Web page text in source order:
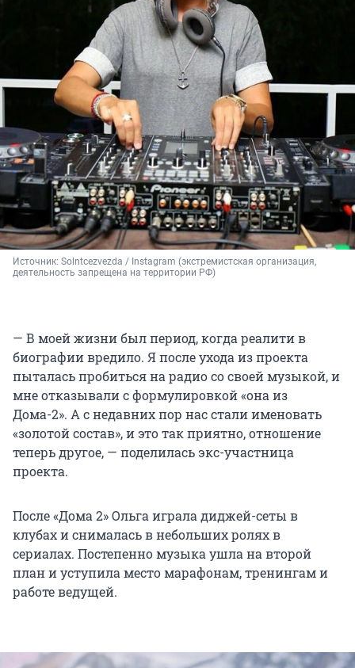
Источник: Solntcezvezda / Instagram (экстремистская организация,
деятельность запрещена на территории РФ)
— В моей жизни был период, когда реалити в
биографии вредило. Я после ухода из проекта
пыталась пробиться на радио со своей музыкой, и
мне отказывали с формулировкой «она из
Дома-2». А с недавних пор нас стали именовать
«золотой состав», и это так приятно, отношение
теперь другое, — поделилась экс-участница
проекта.
После «Дома 2» Ольга играла диджей-сеты в
клубах и снималась в небольших ролях в
сериалах. Постепенно музыка ушла на второй
план и уступила место марафонам, тренингам и
работе ведущей.